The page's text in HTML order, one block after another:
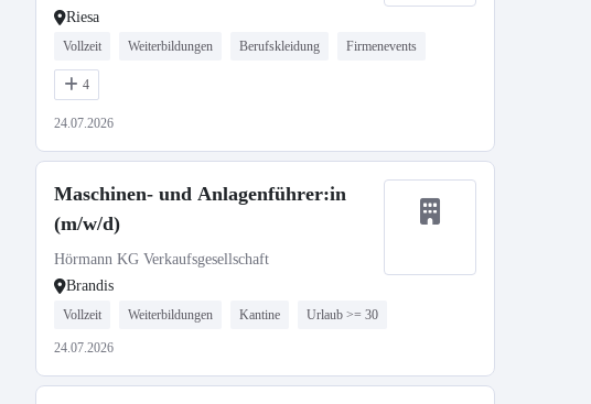
Riesa
Vollzeit Weiterbildungen Berufskleidung Firmenevents
4
24.07.2026
Maschinen- und Anlagenführer:in
(m/w/d)
Hörmann KG Verkaufsgesellschaft
Brandis
Vollzeit Weiterbildungen Kantine Urlaub >= 30
24.07.2026